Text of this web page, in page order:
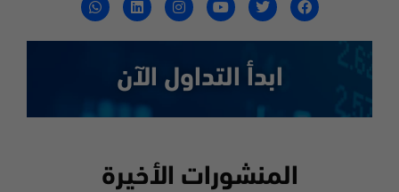
ابدأ التداول الآن
المنشورات الأخيرة